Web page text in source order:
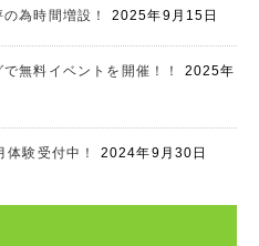
為時間増設！ 2025年9月15日
無料イベントを開催！！
2025年
験受付中！ 2024年9月30日